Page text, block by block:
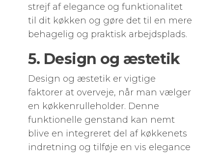
strejf af elegance og funktionalitet
til dit køkken og gøre det til en mere
behagelig og praktisk arbejdsplads.
5. Design og æstetik
Design og æstetik er vigtige
faktorer at overveje, når man vælger
en køkkenrulleholder. Denne
funktionelle genstand kan nemt
blive en integreret del af køkkenets
indretning og tilføje en vis elegance